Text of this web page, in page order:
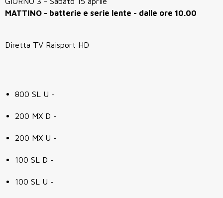
MATTINO - batterie e serie lente - dalle ore 10.00
Diretta TV Raisport HD
800 SL U -
200 MX D -
200 MX U -
100 SL D -
100 SL U -